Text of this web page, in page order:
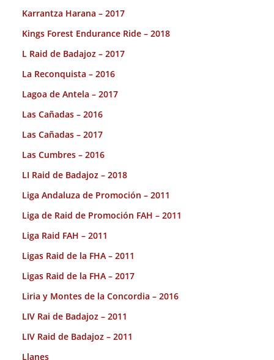
Karrantza Harana – 2017
Kings Forest Endurance Ride – 2018
L Raid de Badajoz – 2017
La Reconquista – 2016
Lagoa de Antela – 2017
Las Cañadas – 2016
Las Cañadas – 2017
Las Cumbres – 2016
LI Raid de Badajoz – 2018
Liga Andaluza de Promoción – 2011
Liga de Raid de Promoción FAH – 2011
Liga Raid FAH – 2011
Ligas Raid de la FHA – 2011
Ligas Raid de la FHA – 2017
Liria y Montes de la Concordia – 2016
LIV Rai de Badajoz – 2011
LIV Raid de Badajoz – 2011
Llanes